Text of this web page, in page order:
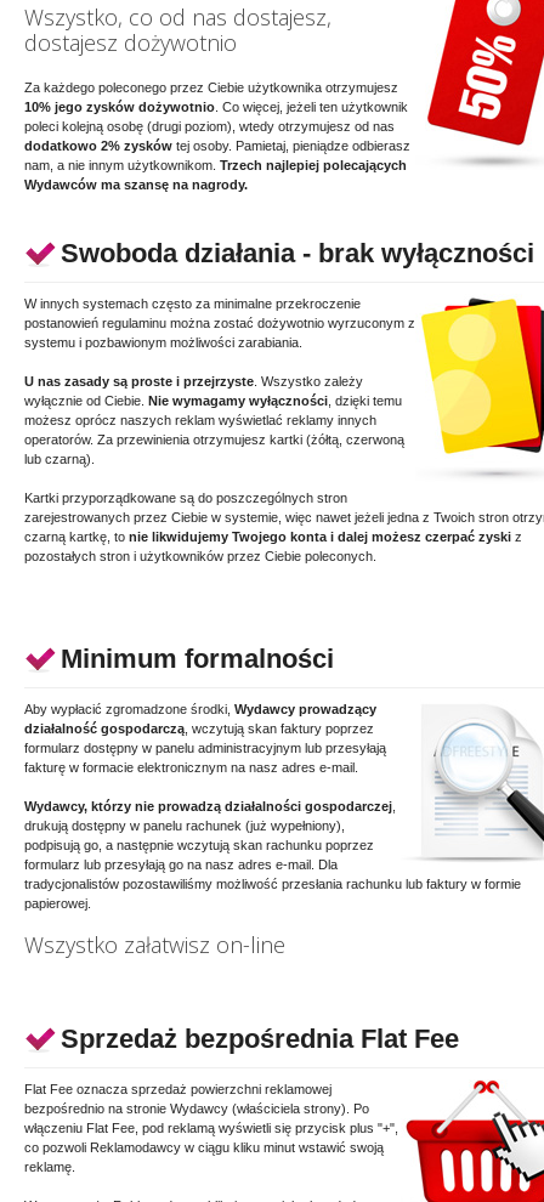
Wszystko, co od nas dostajesz,
dostajesz dożywotnio
Za każdego poleconego przez Ciebie użytkownika otrzymujesz
10% jego zysków dożywotnio . Co więcej, jeżeli ten użytkownik
poleci kolejną osobę (drugi poziom), wtedy otrzymujesz od nas
dodatkowo 2% zysków tej osoby. Pamietaj, pieniądze odbierasz
nam, a nie innym użytkownikom. Trzech najlepiej polecających
Wydawców ma szansę na nagrody.
Swoboda działania - brak wyłączności
W innych systemach często za minimalne przekroczenie
postanowień regulaminu można zostać dożywotnio wyrzuconym z
systemu i pozbawionym możliwości zarabiania.
U nas zasady są proste i przejrzyste . Wszystko zależy
wyłącznie od Ciebie. Nie wymagamy wyłączności , dzięki temu
możesz oprócz naszych reklam wyświetlać reklamy innych
operatorów. Za przewinienia otrzymujesz kartki (żółtą, czerwoną
lub czarną).
Kartki przyporządkowane są do poszczególnych stron
zarejestrowanych przez Ciebie w systemie, więc nawet jeżeli jedna z Twoich stron
czarną kartkę, to nie likwidujemy Twojego konta i dalej możesz czerpać zyski z
pozostałych stron i użytkowników przez Ciebie poleconych.
Minimum formalności
Aby wypłacić zgromadzone środki, Wydawcy prowadzący
działalność gospodarczą , wczytują skan faktury poprzez
formularz dostępny w panelu administracyjnym lub przesyłają
fakturę w formacie elektronicznym na nasz adres e-mail.
Wydawcy, którzy nie prowadzą działalności gospodarczej
drukują dostępny w panelu rachunek (już wypełniony),
podpisują go, a następnie wczytują skan rachunku poprzez
formularz lub przesyłają go na nasz adres e-mail. Dla
tradycjonalistów pozostawiliśmy możliwość przesłania rachunku lub faktury w formie
papierowej.
Wszystko załatwisz on-line
Sprzedaż bezpośrednia Flat Fee
Flat Fee oznacza sprzedaż powierzchni reklamowej
bezpośrednio na stronie Wydawcy (właściciela strony). Po
włączeniu Flat Fee, pod reklamą wyświetli się przycisk plus "+",
co pozwoli Reklamodawcy w ciągu kliku minut wstawić swoją
reklamę.